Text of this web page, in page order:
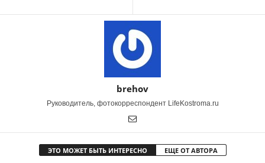
brehov
Руководитель, фотокорреспондент LifeKostroma.ru
ЭТО МОЖЕТ БЫТЬ ИНТЕРЕСНО ЕЩЕ ОТ АВТОРА